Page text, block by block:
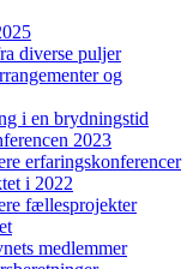
diverse puljer
og
i en brydningstid
2023
erfaringskonferencer
i 2022
fællesprojekter
medlemmer